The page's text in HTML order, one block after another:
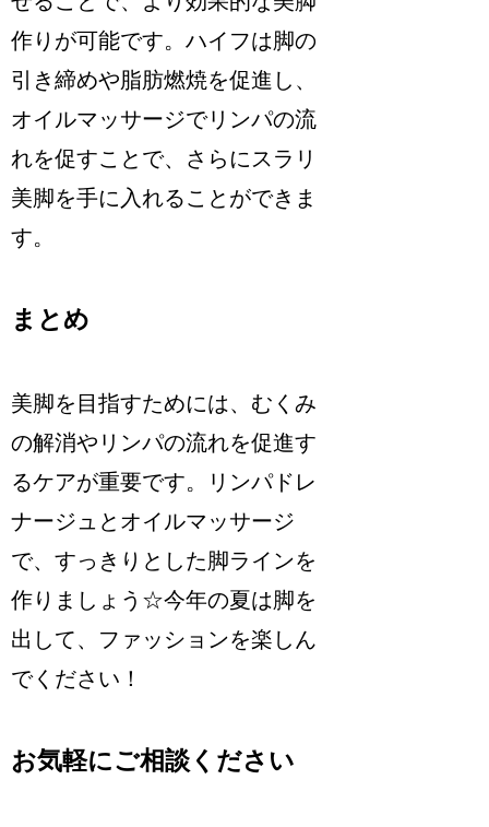
作りが可能です。ハイフは脚の
引き締めや脂肪燃焼を促進し、
オイルマッサージでリンパの流
れを促すことで、さらにスラリ
美脚を手に入れることができま
す。
まとめ
美脚を目指すためには、むくみ
の解消やリンパの流れを促進す
るケアが重要です。リンパドレ
ナージュとオイルマッサージ
で、すっきりとした脚ラインを
作りましょう☆今年の夏は脚を
出して、ファッションを楽しん
でください！
お気軽にご相談ください